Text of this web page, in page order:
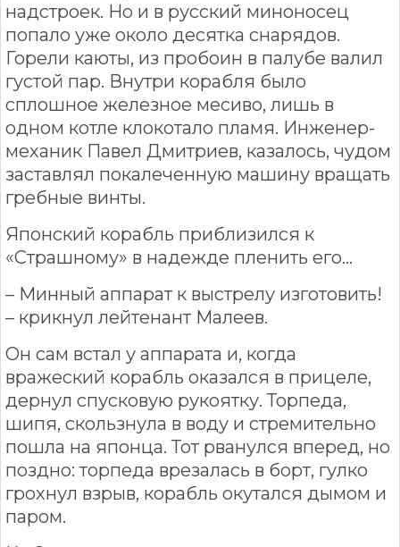
надстроек. Но и в русский миноносец
попало уже около десятка снарядов.
Горели каюты, из пробоин в палубе валил
густой пар. Внутри корабля было
сплошное железное месиво, лишь в
одном котле клокотало пламя. Инженер-
механик Павел Дмитриев, казалось, чудом
заставлял покалеченную машину вращать
гребные винты.
Японский корабль приблизился к
«Страшному» в надежде пленить его...
– Минный аппарат к выстрелу изготовить!
– крикнул лейтенант Малеев.
Он сам встал у аппарата и, когда
вражеский корабль оказался в прицеле,
дернул спусковую рукоятку. Торпеда,
шипя, скользнула в воду и стремительно
пошла на японца. Тот рванулся вперед, но
поздно: торпеда врезалась в борт, гулко
грохнул взрыв, корабль окутался дымом и
паром.